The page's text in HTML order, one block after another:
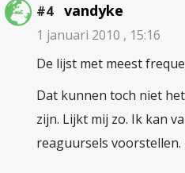
#4 vandyke
1 januari 2010 , 15:16
De lijst met meest
Dat kunnen toch niet
zijn. Lijkt mij zo. Ik kan
reaguursels voorstellen.